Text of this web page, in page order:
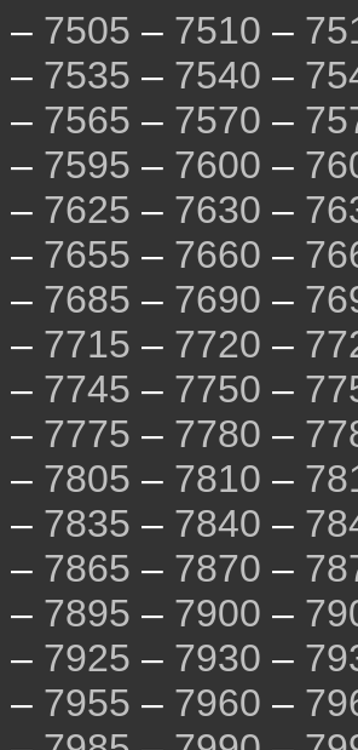
– 7505 – 7510 –
– 7535 – 7540 –
– 7565 – 7570 –
– 7595 – 7600 –
– 7625 – 7630 –
– 7655 – 7660 –
– 7685 – 7690 –
– 7715 – 7720 –
– 7745 – 7750 –
– 7775 – 7780 –
– 7805 – 7810 –
– 7835 – 7840 –
– 7865 – 7870 –
– 7895 – 7900 –
– 7925 – 7930 –
– 7955 – 7960 –